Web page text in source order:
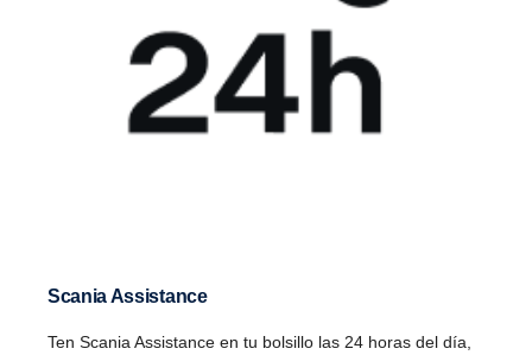
Scania Assistance
Ten Scania Assistance en tu bolsillo las 24 horas del día,